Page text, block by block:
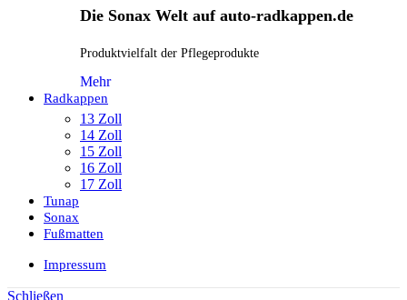
Die Sonax Welt auf auto-radkappen.de
Produktvielfalt der Pflegeprodukte
Mehr
Radkappen
13 Zoll
14 Zoll
15 Zoll
16 Zoll
17 Zoll
Tunap
Sonax
Fußmatten
Impressum
Schließen